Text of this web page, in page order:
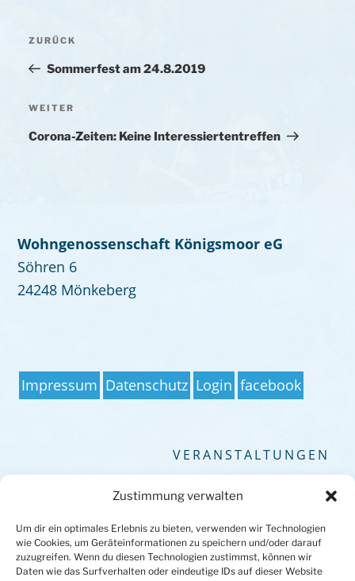
Zustimmung verwalten
Um dir ein optimales Erlebnis zu bieten, verwenden wir Technologien
wie Cookies, um Geräteinformationen zu speichern und/oder darauf
zuzugreifen. Wenn du diesen Technologien zustimmst, können wir
Daten wie das Surfverhalten oder eindeutige IDs auf dieser Website
Beitragsnavigation
Vorheriger
Beitrag
ZURÜCK
Sommerfest am 24.8.2019
Nächster
Beitrag
WEITER
Corona-Zeiten: Keine Interessiertentreffen
Wohngenossenschaft Königsmoor eG
Söhren 6
24248 Mönkeberg
Impressum Datenschutz Login facebook
VERANSTALTUNGEN
Keine Veranstaltungen